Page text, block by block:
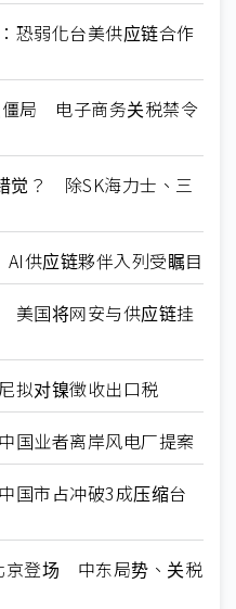
恐弱化台美供应链合作
僵局 电子商务关税禁令
觉？ 除SK海力士、三
供应链夥伴入列受瞩目
美国将网安与供应链挂
拟对镍徵收出口税
国业者离岸风电厂提案
国市占冲破3成压缩台
京登场 中东局势、关税